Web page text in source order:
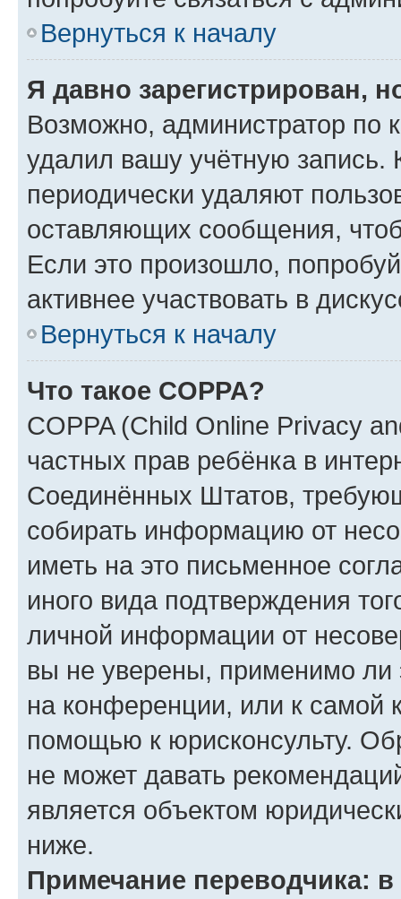
Вернуться к началу
Я давно зарегистрирован,
Возможно, администратор по
удалил вашу учётную запись.
периодически удаляют
оставляющих сообщения,
Если это произошло,
активнее участвовать в
Вернуться к началу
Что такое COPPA?
COPPA (Child Online Privacy
частных прав ребёнка в
Соединённых Штатов,
собирать информацию от
иметь на это письменное
иного вида подтверждения
личной информации от
вы не уверены, применимо ли
на конференции, или к самой
помощью к юрисконсульту.
не может давать
является объектом
ниже.
Примечание переводчика: